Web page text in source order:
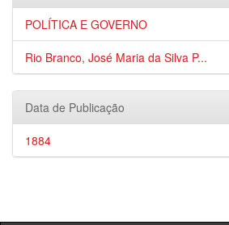
POLÍTICA E GOVERNO
Rio Branco, José Maria da Silva P...
Data de Publicação
1884